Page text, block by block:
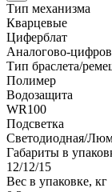
Тип механизма
Кварцевые
Циферблат
Аналогово-
Тип браслета/
Полимер
Водозащита
WR100
Подсветка
Светодиодная/
Габариты в
12/12/15
Вес в упаковке, кг